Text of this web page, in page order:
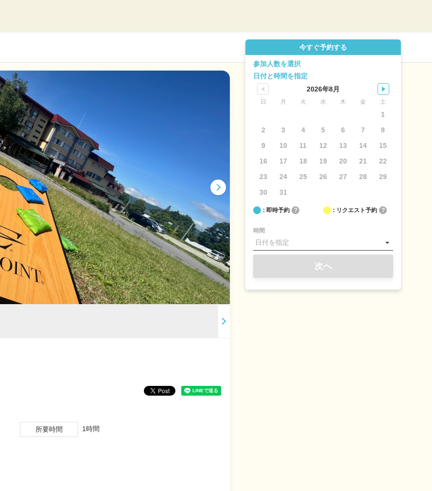
所要時間 1時間
今すぐ予約する
参加人数を選択
日付と時間を指定
2026年8月
日 月 火 水 木 金 土
1
2
3 4 5 6 7
8
9
10 11 12 13 14
15
16
17 18 19 20 21
22
23
24 25 26 27 28
29
30
31
: 即時予約 ? : リクエスト予約 ?
時間
次へ